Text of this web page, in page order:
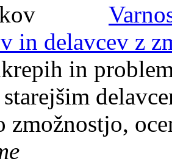
in delavcev z
in
zmožnostjo,